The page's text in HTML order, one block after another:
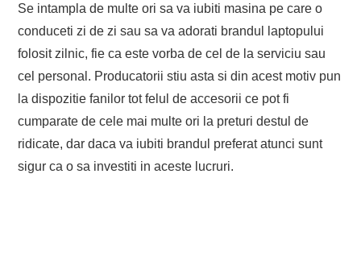
Se intampla de multe ori sa va iubiti masina pe care o
conduceti zi de zi sau sa va adorati brandul laptopului
folosit zilnic, fie ca este vorba de cel de la serviciu sau
cel personal. Producatorii stiu asta si din acest motiv pun
la dispozitie fanilor tot felul de accesorii ce pot fi
cumparate de cele mai multe ori la preturi destul de
ridicate, dar daca va iubiti brandul preferat atunci sunt
sigur ca o sa investiti in aceste lucruri.